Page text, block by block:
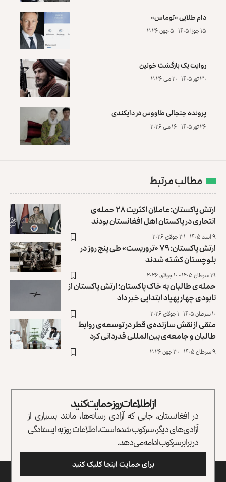
دام طلایی «توماس»
۱۵ جوزا ۱۴۰۵ - ۵ جون ۲۰۲۶
روایت یک بازگشت خونین
۳۰ ثور ۱۴۰۵ - ۲۰ می ۲۰۲۶
پرونده‌ جنجالی طاووس در دایکندی
۲۶ ثور ۱۴۰۵ - ۱۶ می ۲۰۲۶
مطالب مرتبط
ارتش پاکستان: عاملان اکثریت ۲۸ حمله‌ی
انتحاری در پاکستان اهل افغانستان بودند
۹ اسد ۱۴۰۵ - ۳۱ جولای ۲۰۲۶
ارتش پاکستان: ۷۹ «تروریست» طی پنج روز در
بلوچستان کشته شدند
۱۹ سرطان ۱۴۰۵ - ۱۰ جولای ۲۰۲۶
حمله‌ی طالبان به خاک پاکستان؛ ارتش پاکستان از
نابودی چهار پهپاد ابتدایی خبر داد
۱۰ سرطان ۱۴۰۵ - ۱ جولای ۲۰۲۶
متقی از نقش سازنده‌ی قطر در توسعه‌ی روابط
طالبان و جامعه‌ی بین‌المللی قدردانی کرد
۹ سرطان ۱۴۰۵ - ۳۰ جون ۲۰۲۶
از اطلاعات روز حمایت کنید
در افغانستان، جایی که آزادی رسانه‌ها، مانند بسیاری از
آزادی‌های دیگر، سرکوب شده است، اطلاعات روز به ایستادگی
در برابر سرکوب ادامه می‌دهد.
برای حمایت اینجا کلیک کنید